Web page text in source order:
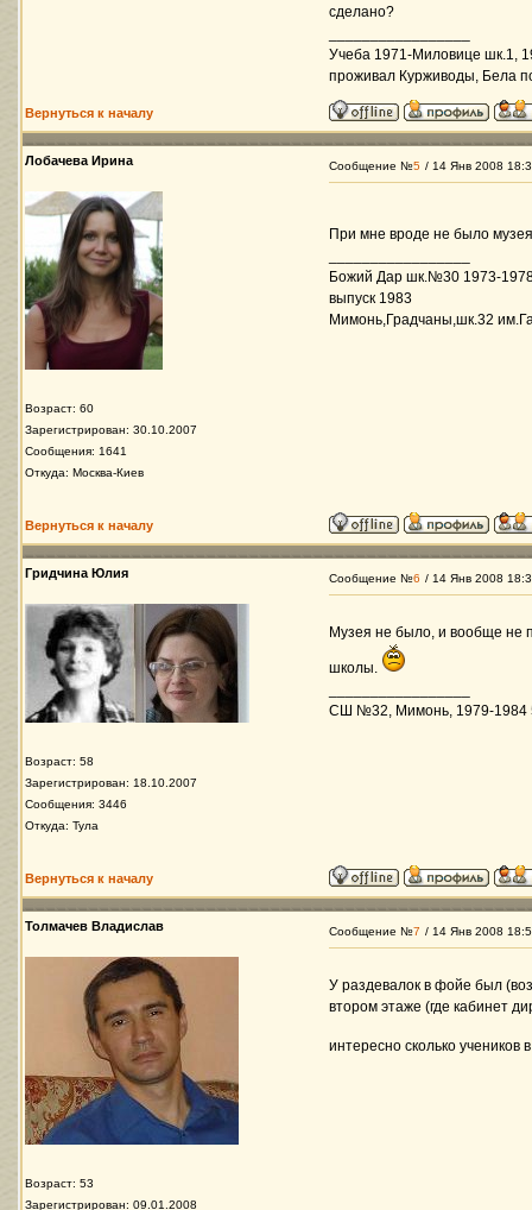
сделано?
Учеба 1971-Миловице шк.1,
проживал Курживоды, Бела
Вернуться к началу
Лобачева Ирина
Возраст: 60
Зарегистрирован: 30.10.2007
Сообщения: 1641
Откуда: Москва-Киев
Сообщение №5 / 14 Янв 2008
При мне вроде не было
Божий Дар шк.№30 1973-
выпуск 1983
Мимонь,Градчаны,шк.32
Вернуться к началу
Гридчина Юлия
Возраст: 58
Зарегистрирован: 18.10.2007
Сообщения: 3446
Откуда: Тула
Сообщение №6 / 14 Янв 2008
Музея не было, и вообще не
школы.
СШ №32, Мимонь, 1979-1984
Вернуться к началу
Толмачев Владислав
Возраст: 53
Зарегистрирован: 09.01.2008
Сообщение №7 / 14 Янв 2008
У раздевалок в фойе был
втором этаже (где кабинет
интересно сколько